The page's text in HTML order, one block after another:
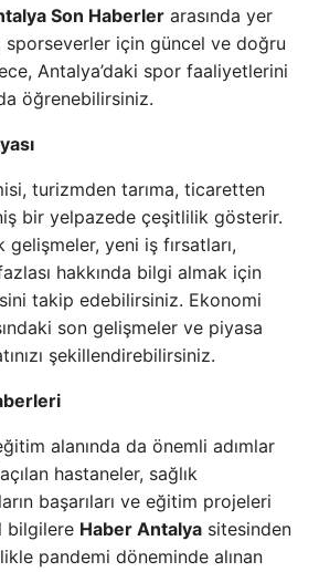
Son Haberler arasında yer
sporseverler için güncel ve doğru
Antalya’daki spor faaliyetlerini
öğrenebilirsiniz.
turizmden tarıma, ticaretten
bir yelpazede çeşitlilik gösterir.
yeni iş fırsatları,
hakkında bilgi almak için
takip edebilirsiniz. Ekonomi
son gelişmeler ve piyasa
şekillendirebilirsiniz.
alanında da önemli adımlar
hastaneler, sağlık
başarıları ve eğitim projeleri
bilgilere Haber Antalya sitesinden
pandemi döneminde alınan